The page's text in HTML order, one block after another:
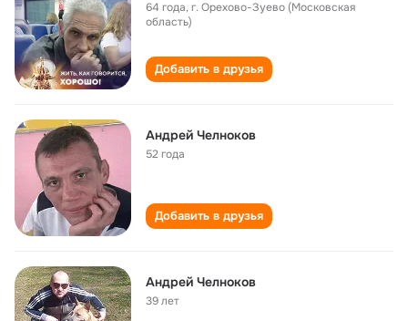
64 года,г. Орехово-Зуево (Московская
область)
Добавить в друзья
Андрей Челноков
52 года
Добавить в друзья
Андрей Челноков
39 лет